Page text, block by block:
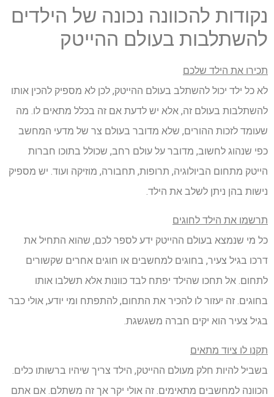
נקודות להכוונה נכונה של הילדים
להשתלבות בעולם ההייטק
תכירו את הילד שלכם
לא כל ילד יכול להשתלב בעולם ההייטק, לכן לא מספיק להכין אותו
להשתלבות בעולם זה, אלא יש לדעת אם זה בכלל מתאים לו. מה
שעומד לזכות ההורים, שלא מדובר בעולם צר של מדעי המחשב
כפי שנהוג לחשוב, מדובר על עולם רחב, שכולל בתוכו חברות
הייטק מתחום הביולוגיה, תרופות, תחבורה, מוזיקה ועוד. יש מספיק
נישות בהן ניתן לשלב את הילד.
תרשמו את הילד לחוגים
כל מי שנמצא בעולם ההייטק ידע לספר לכם, שהוא התחיל את
דרכו בגיל צעיר, בחוגים למחשבים או חוגים אחרים שקשורים
לתחום. אל תחכו שהילד יפתח לבד כוונות אלא תשלבו אותו
בחוגים. זה יעזור לו להכיר את התחום, להתפתח ומי יודע, אולי כבר
בגיל צעיר הוא יקים חברה משגשגת.
תקנו לו ציוד מתאים
בשביל להיות חלק מעולם ההייטק, הילד צריך שיהיו ברשותו כלים.
הכוונה למחשבים מתאימים. זה אולי יקר אך זה משתלם. אם אתם